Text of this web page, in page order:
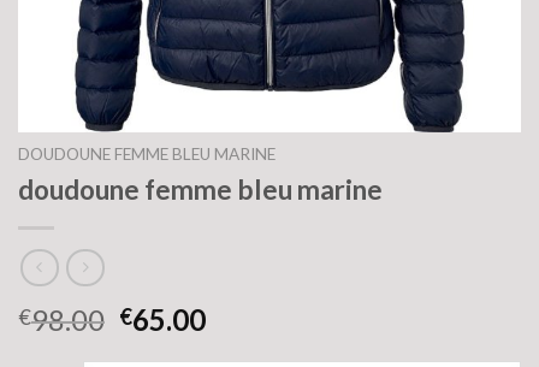
DOUDOUNE FEMME BLEU MARINE
doudoune femme bleu marine
€98.00 €65.00